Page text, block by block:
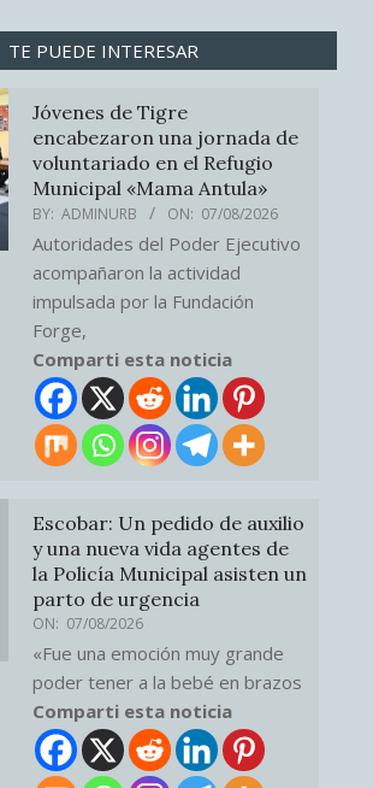
TE PUEDE INTERESAR
Jóvenes de Tigre
encabezaron una jornada de
voluntariado en el Refugio
Municipal «Mama Antula»
BY: ADMINURB ON: 07/08/2026
Autoridades del Poder Ejecutivo
acompañaron la actividad
impulsada por la Fundación
Forge,
Comparti esta noticia
Escobar: Un pedido de auxilio
y una nueva vida agentes de
la Policía Municipal asisten un
parto de urgencia
ON: 07/08/2026
«Fue una emoción muy grande
poder tener a la bebé en brazos
Comparti esta noticia